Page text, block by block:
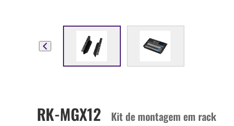
RK-MGX12 Kit de montagem em rack